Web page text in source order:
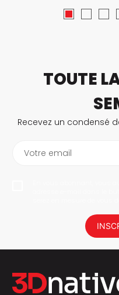
TOUTE
Recevez un condensé
Votre email